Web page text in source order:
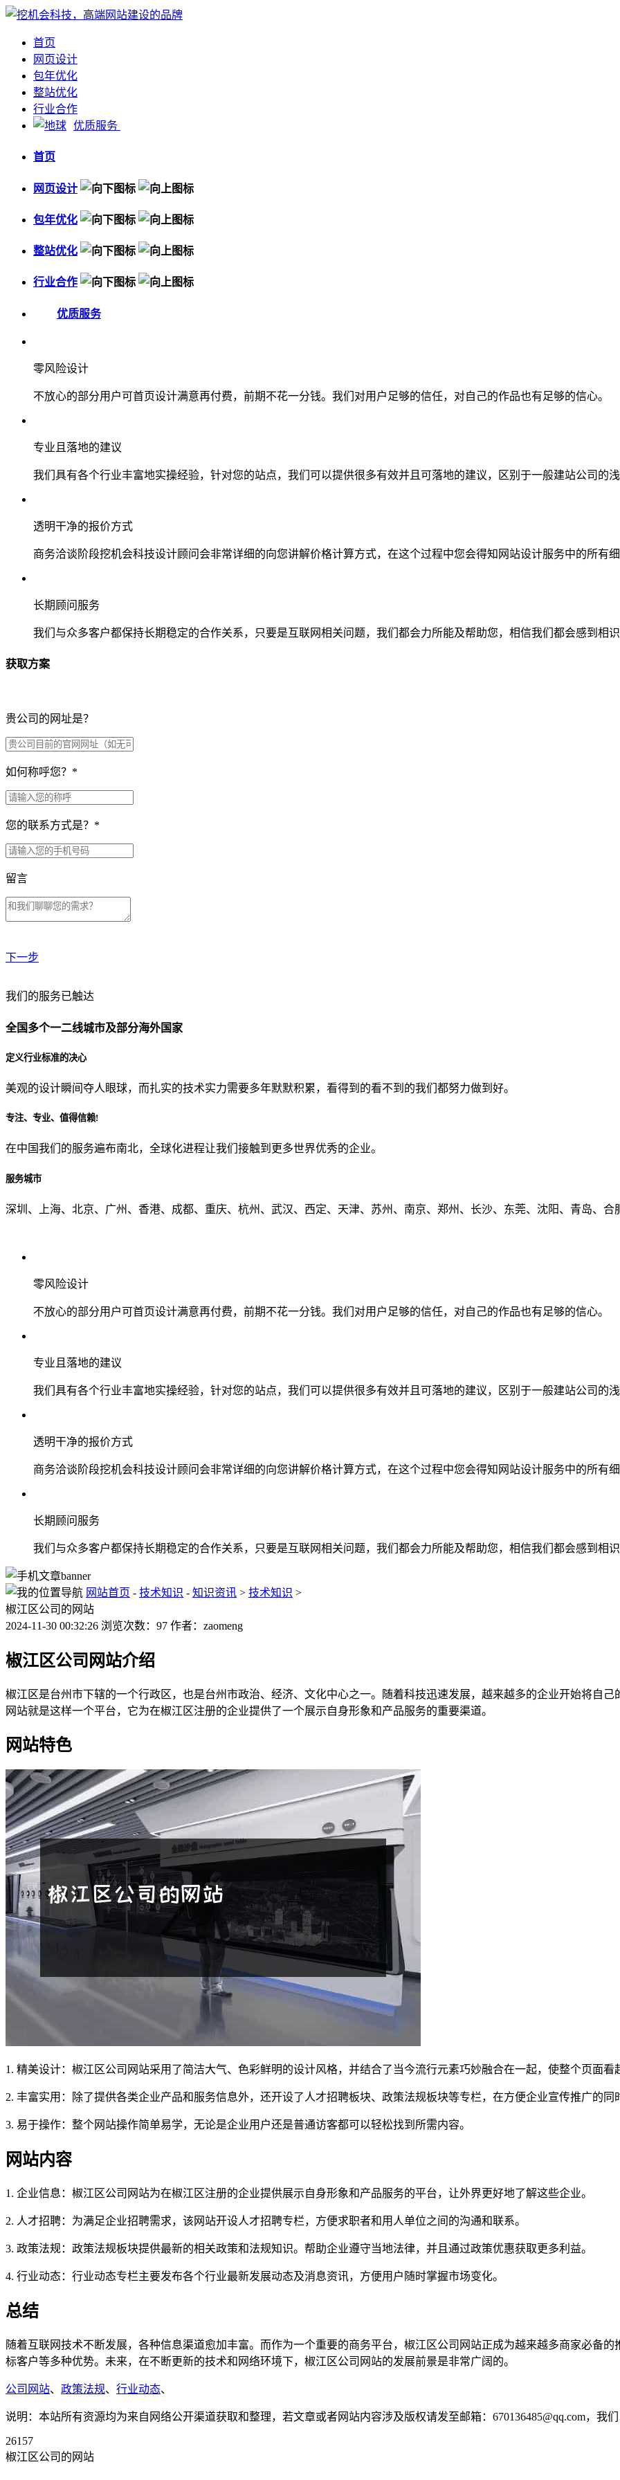
首页
网页设计
包年优化
整站优化
行业合作
优质服务
首页
网页设计
包年优化
整站优化
行业合作
优质服务
零风险设计
不放心的部分用户可首页设计满意再付费，前期不花一分钱。我们对用户足够的信任，对自己的作品也有足够的信心。
专业且落地的建议
我们具有各个行业丰富地实操经验，针对您的站点，我们可以提供很多有效并且可落地的建议，区别于一般建站公司的
透明干净的报价方式
商务洽谈阶段挖机会科技设计顾问会非常详细的向您讲解价格计算方式，在这个过程中您会得知网站设计服务中的所有
长期顾问服务
我们与众多客户都保持长期稳定的合作关系，只要是互联网相关问题，我们都会力所能及帮助您，相信我们都会感到相
获取方案
贵公司的网址是？
如何称呼您？ *
您的联系方式是？ *
留言
下一步
贵公司预算范围是？
贵公司的团队规模是？
从哪里了解到我们？
我们的服务已触达
全国多个一二线城市及部分海外国家
定义行业标准的决心
美观的设计瞬间夺人眼球，而扎实的技术实力需要多年默默积累，看得到的看不到的我们都努力做到好。
专注、专业、值得信赖!
在中国我们的服务遍布南北，全球化进程让我们接触到更多世界优秀的企业。
服务城市
深圳、上海、北京、广州、香港、成都、重庆、杭州、武汉、西定、天津、苏州、南京、郑州、长沙、东莞、沈阳、青岛、合
零风险设计
不放心的部分用户可首页设计满意再付费，前期不花一分钱。我们对用户足够的信任，对自己的作品也有足够的信心。
专业且落地的建议
我们具有各个行业丰富地实操经验，针对您的站点，我们可以提供很多有效并且可落地的建议，区别于一般建站公司的
透明干净的报价方式
商务洽谈阶段挖机会科技设计顾问会非常详细的向您讲解价格计算方式，在这个过程中您会得知网站设计服务中的所有
长期顾问服务
我们与众多客户都保持长期稳定的合作关系，只要是互联网相关问题，我们都会力所能及帮助您，相信我们都会感到相
网站首页 - 技术知识 - 知识资讯 > 技术知识 >
椒江区公司的网站
2024-11-30 00:32:26 浏览次数：97 作者：zaomeng
椒江区公司网站介绍
椒江区是台州市下辖的一个行政区，也是台州市政治、经济、文化中心之一。随着科技迅速发展，越来越多的企业开始将自
网站就是这样一个平台，它为在椒江区注册的企业提供了一个展示自身形象和产品服务的重要渠道。
网站特色
1. 精美设计：椒江区公司网站采用了简洁大气、色彩鲜明的设计风格，并结合了当今流行元素巧妙融合在一起，使整个页面看
2. 丰富实用：除了提供各类企业产品和服务信息外，还开设了人才招聘板块、政策法规板块等专栏，在方便企业宣传推广的
3. 易于操作：整个网站操作简单易学，无论是企业用户还是普通访客都可以轻松找到所需内容。
网站内容
1. 企业信息：椒江区公司网站为在椒江区注册的企业提供展示自身形象和产品服务的平台，让外界更好地了解这些企业。
2. 人才招聘：为满足企业招聘需求，该网站开设人才招聘专栏，方便求职者和用人单位之间的沟通和联系。
3. 政策法规：政策法规板块提供最新的相关政策和法规知识。帮助企业遵守当地法律，并且通过政策优惠获取更多利益。
4. 行业动态：行业动态专栏主要发布各个行业最新发展动态及消息资讯，方便用户随时掌握市场变化。
总结
随着互联网技术不断发展，各种信息渠道愈加丰富。而作为一个重要的商务平台，椒江区公司网站正成为越来越多商家必备
标客户等多种优势。未来，在不断更新的技术和网络环境下，椒江区公司网站的发展前景是非常广阔的。
公司网站、 政策法规、 行业动态、
说明：本站所有资源均为来自网络公开渠道获取和整理，若文章或者网站内容涉及版权请发至邮箱：670136485@qq.com，我
26157
椒江区公司的网站